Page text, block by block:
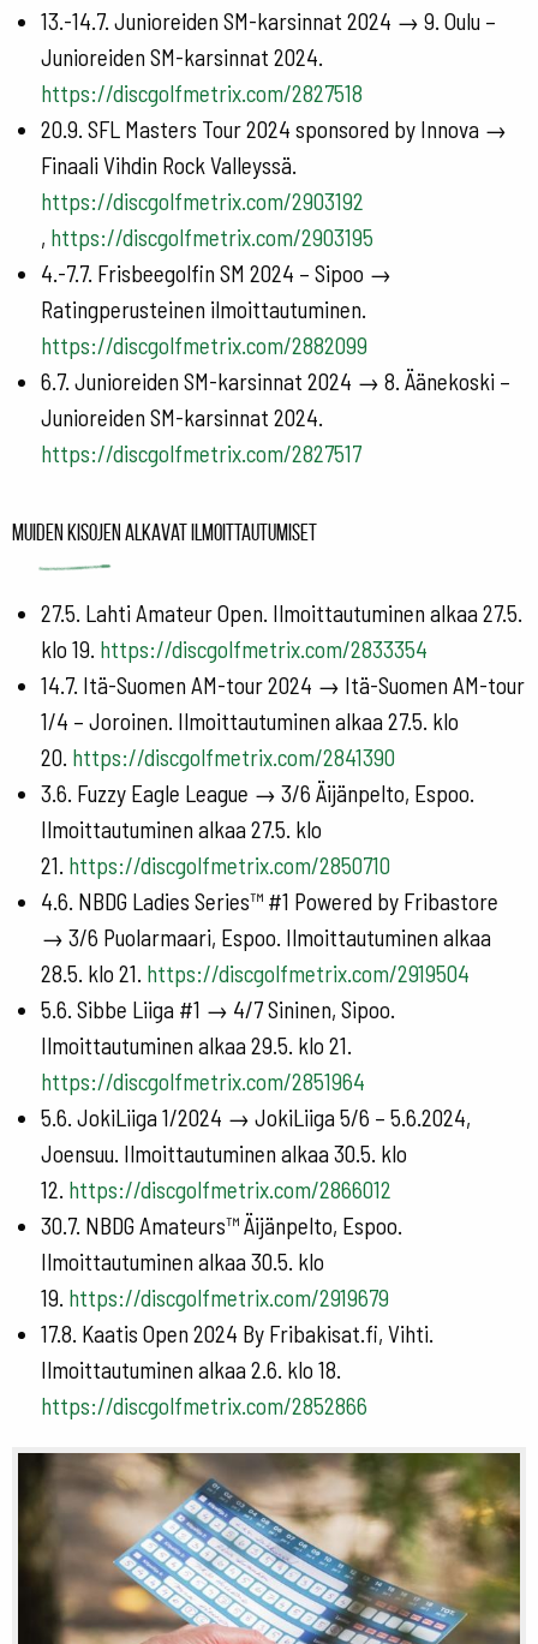
13.-14.7. Junioreiden SM-karsinnat 2024 → 9. Oulu –
Junioreiden SM-karsinnat 2024.
https://discgolfmetrix.com/2827518
20.9. SFL Masters Tour 2024 sponsored by Innova →
Finaali Vihdin Rock Valleyssä.
https://discgolfmetrix.com/2903192
, https://discgolfmetrix.com/2903195
4.-7.7. Frisbeegolfin SM 2024 – Sipoo →
Ratingperusteinen ilmoittautuminen.
https://discgolfmetrix.com/2882099
6.7. Junioreiden SM-karsinnat 2024 → 8. Äänekoski –
Junioreiden SM-karsinnat 2024.
https://discgolfmetrix.com/2827517
Muiden kisojen alkavat ilmoittautumiset
27.5. Lahti Amateur Open. Ilmoittautuminen alkaa 27.5.
klo 19. https://discgolfmetrix.com/2833354
14.7. Itä-Suomen AM-tour 2024 → Itä-Suomen AM-tour
1/4 – Joroinen. Ilmoittautuminen alkaa 27.5. klo
20. https://discgolfmetrix.com/2841390
3.6. Fuzzy Eagle League → 3/6 Äijänpelto, Espoo.
Ilmoittautuminen alkaa 27.5. klo
21. https://discgolfmetrix.com/2850710
4.6. NBDG Ladies Series™ #1 Powered by Fribastore
→ 3/6 Puolarmaari, Espoo. Ilmoittautuminen alkaa
28.5. klo 21. https://discgolfmetrix.com/2919504
5.6. Sibbe Liiga #1 → 4/7 Sininen, Sipoo.
Ilmoittautuminen alkaa 29.5. klo 21.
https://discgolfmetrix.com/2851964
5.6. JokiLiiga 1/2024 → JokiLiiga 5/6 – 5.6.2024,
Joensuu. Ilmoittautuminen alkaa 30.5. klo
12. https://discgolfmetrix.com/2866012
30.7. NBDG Amateurs™ Äijänpelto, Espoo.
Ilmoittautuminen alkaa 30.5. klo
19. https://discgolfmetrix.com/2919679
17.8. Kaatis Open 2024 By Fribakisat.fi, Vihti.
Ilmoittautuminen alkaa 2.6. klo 18.
https://discgolfmetrix.com/2852866